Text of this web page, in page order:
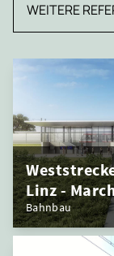
WEITERE
Linz -
Bahnbau